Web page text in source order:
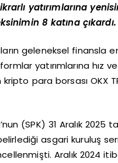
yatırımlarına
8 katına çıkardı.
geleneksel finansla
yatırımlarına
para borsası OKX
(SPK) 31 Aralık
asgari kuruluş
Aralık 2024